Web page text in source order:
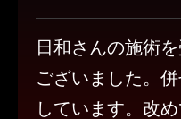
日和さんの施術
ございました。
しています。改